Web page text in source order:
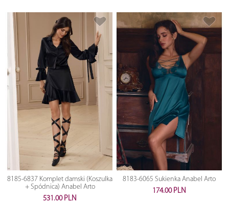
8185-6837 Komplet damski (Koszulka
+ Spódnica) Anabel Arto
531.00 PLN
8183-6065 Sukienka Anabel Arto
174.00 PLN